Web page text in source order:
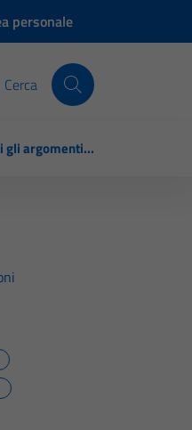
personale
Cerca
gli argomenti...